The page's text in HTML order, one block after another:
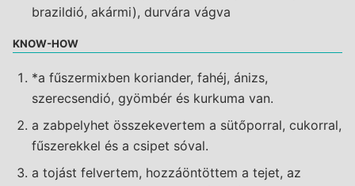
brazildió, akármi), durvára vágva
KNOW-HOW
*a fűszermixben koriander, fahéj, ánizs,
szerecsendió, gyömbér és kurkuma van.
a zabpelyhet összekevertem a sütőporral, cukorral,
fűszerekkel és a csipet sóval.
a tojást felvertem, hozzáöntöttem a tejet, az